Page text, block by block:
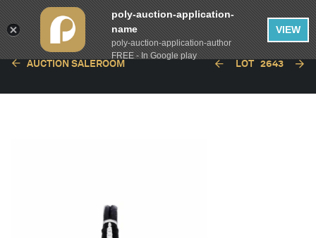
AUCTION SALEROOM LOT 2643
poly-auction-application-
name
poly-auction-application-author
FREE - In Google play
VIEW